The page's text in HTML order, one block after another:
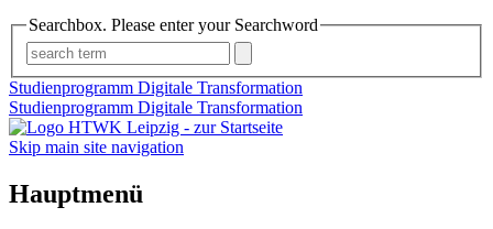
Searchbox. Please enter your Searchword
Studienprogramm Digitale Transformation
Studienprogramm Digitale Transformation
Skip main site navigation
Hauptmenü